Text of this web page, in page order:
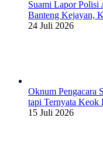
Suami Lapor Polisi
Banteng Kejayan,
24 Juli 2026
Oknum Pengacara
tapi Ternyata Keok
15 Juli 2026